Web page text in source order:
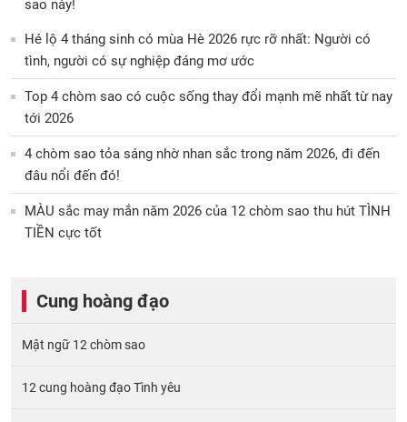
sao này!
Hé lộ 4 tháng sinh có mùa Hè 2026 rực rỡ nhất: Người có
tình, người có sự nghiệp đáng mơ ước
Top 4 chòm sao có cuộc sống thay đổi mạnh mẽ nhất từ nay
tới 2026
4 chòm sao tỏa sáng nhờ nhan sắc trong năm 2026, đi đến
đâu nổi đến đó!
MÀU sắc may mắn năm 2026 của 12 chòm sao thu hút TÌNH
TIỀN cực tốt
Cung hoàng đạo
Mật ngữ 12 chòm sao
12 cung hoàng đạo Tình yêu